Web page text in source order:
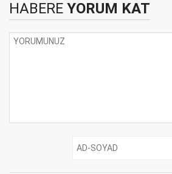
HABERE YORUM KAT